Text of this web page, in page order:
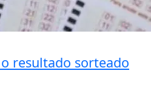
resultado sorteado